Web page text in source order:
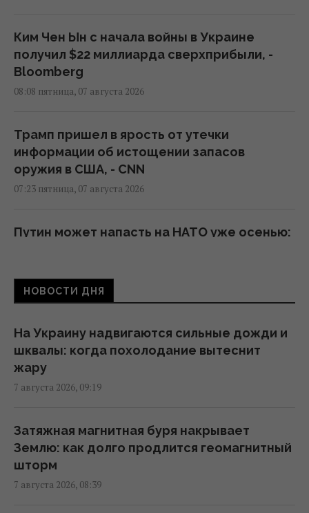
Ким Чен Ын с начала войны в Украине
получил $22 миллиарда сверхприбыли, -
Bloomberg
08:08 пятница, 07 августа 2026
Трамп пришел в ярость от утечки
информации об истощении запасов
оружия в США, - CNN
07:23 пятница, 07 августа 2026
Путин может напасть на НАТО уже осенью:
06:46 пятница, 07 августа 2026
Удары России по кораблям в Черном море:
в FP раскрыли последствия
04:37 пятница, 07 августа 2026
сотрудничество с Китаем и РФ, –
Bloomberg
02:05 пятница, 07 августа 2026
НОВОСТИ ДНЯ
На Украину надвигаются сильные дожди и
шквалы: когда похолодание вытеснит
жару
7 августа 2026, 09:19
Затяжная магнитная буря накрывает
Землю: как долго продлится геомагнитный
шторм
7 августа 2026, 08:39